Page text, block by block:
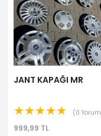
JANT KAPAĞI MR
★★★★★ 0 Yorum
999,99 TL